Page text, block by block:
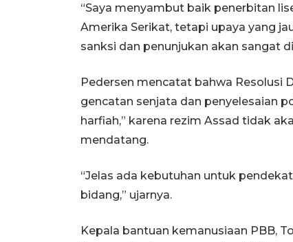
“Saya menyambut baik penerbitan
Amerika Serikat, tetapi upaya yang
sanksi dan penunjukan akan sangat
Pedersen mencatat bahwa Resolusi
gencatan senjata dan penyelesaian
harfiah,” karena rezim Assad tidak
mendatang.
“Jelas ada kebutuhan untuk
bidang,” ujarnya.
Kepala bantuan kemanusiaan PBB,